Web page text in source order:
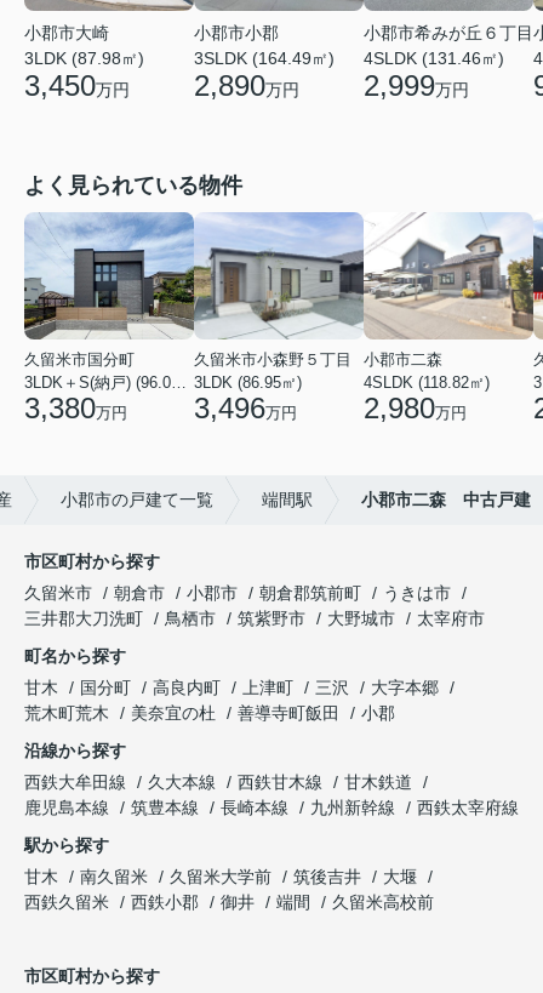
小郡市大崎
3LDK (87.98㎡)
3,450万円
小郡市小郡
3SLDK (164.49㎡)
2,890万円
小郡市希みが丘６丁目
4SLDK (131.46㎡)
2,999万円
よく見られている物件
久留米市国分町
3LDK＋S(納戸) (96.05㎡)
3,380万円
久留米市小森野５丁目
3LDK (86.95㎡)
3,496万円
小郡市二森
4SLDK (118.82㎡)
2,980万円
小郡市の戸建て一覧 端間駅 小郡市二森 中古戸建
市区町村から探す
久留米市
朝倉市 小郡市 朝倉郡筑前町
うきは市
三井郡大刀洗町
鳥栖市 筑紫野市 大野城市
太宰府市
町名から探す
甘木
国分町 高良内町 上津町 三沢
大字本郷
荒木町荒木
美奈宜の杜 善導寺町飯田
小郡
沿線から探す
西鉄大牟田線
久大本線 西鉄甘木線
甘木鉄道
鹿児島本線
筑豊本線 長崎本線 九州新幹線
西鉄太宰府線
駅から探す
甘木
南久留米 久留米大学前 筑後吉井
大堰
西鉄久留米
西鉄小郡 御井 端間 久留米高校前
市区町村から探す